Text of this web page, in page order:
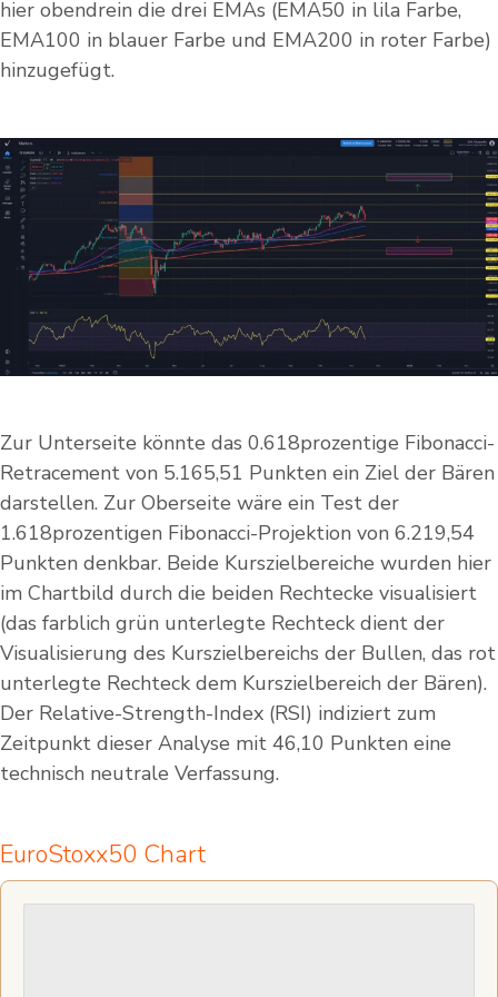
hier obendrein die drei EMAs (EMA50 in lila Farbe,
EMA100 in blauer Farbe und EMA200 in roter Farbe)
hinzugefügt.
Zur Unterseite könnte das 0.618prozentige Fibonacci-
Retracement von 5.165,51 Punkten ein Ziel der Bären
darstellen. Zur Oberseite wäre ein Test der
1.618prozentigen Fibonacci-Projektion von 6.219,54
Punkten denkbar. Beide Kurszielbereiche wurden hier
im Chartbild durch die beiden Rechtecke visualisiert
(das farblich grün unterlegte Rechteck dient der
Visualisierung des Kurszielbereichs der Bullen, das rot
unterlegte Rechteck dem Kurszielbereich der Bären).
Der Relative-Strength-Index (RSI) indiziert zum
Zeitpunkt dieser Analyse mit 46,10 Punkten eine
technisch neutrale Verfassung.
EuroStoxx50 Chart